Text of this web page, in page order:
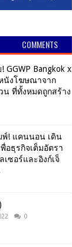
COMMENTS
GGWP Bangkok x
นังโฆษณาจาก
น ที่ทั้งหมดถูกสร้าง
พ์! แคนนอน เดิน
อธุรกิจเต็มอัตรา
ซอร์และอิงก์เจ็
0